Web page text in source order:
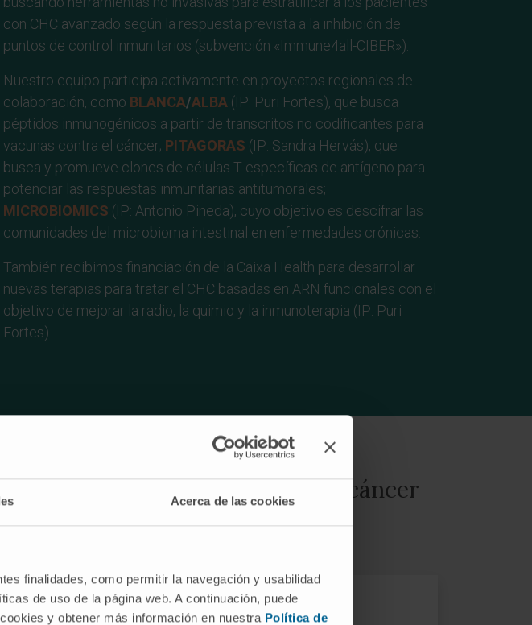
Acerca de las cookies
finalidades, como permitir la navegación y usabilidad
de uso de la página web. A continuación, puede
y obtener más información en nuestra Política de
con CHC avanzado según la respuesta prevista a la inhibición de
puntos de control inmunitarios (subvención «Immune4all-CIBER»).
Nuestro equipo participa activamente en proyectos regionales de
colaboración, como BLANCA/ALBA (IP: Puri Fortes), que busca
péptidos inmunogénicos a partir de transcritos no codificantes para
vacunas contra el cáncer; PITAGORAS (IP: Sandra Hervás), que
busca y promueve clones de células T específicas de antígeno para
potenciar las respuestas inmunitarias antitumorales;
MICROBIOMICS (IP: Antonio Pineda), cuyo objetivo es descifrar las
comunidades del microbioma intestinal en enfermedades crónicas.
También recibimos financiación de la Caixa Health para desarrollar
nuevas terapias para tratar el CHC basadas en ARN funcionales con el
objetivo de mejorar la radio, la quimio y la inmunoterapia (IP: Puri
Fortes).
celular e inmunoterapia en cáncer